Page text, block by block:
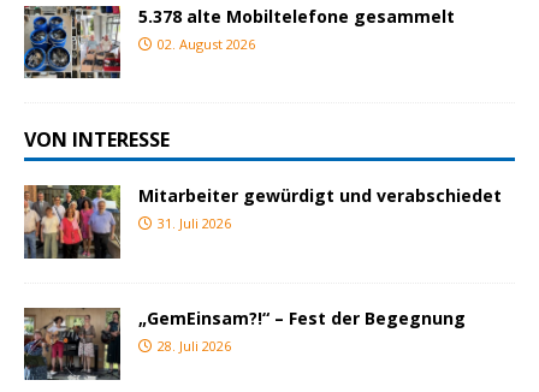
5.378 alte Mobiltelefone gesammelt
02. August 2026
VON INTERESSE
Mitarbeiter gewürdigt und verabschiedet
31. Juli 2026
„GemEinsam?!“ – Fest der Begegnung
28. Juli 2026